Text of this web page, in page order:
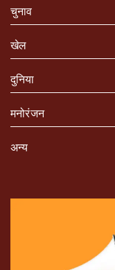
चुनाव
खेल
दुनिया
मनोरंजन
अन्य